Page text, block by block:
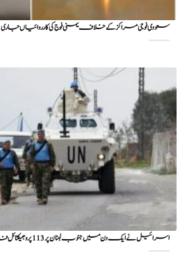
سعودی فوجی مراکز کے خلاف یمنی فوج کی کارروائیاں جاری
اسرائیل نے ایک دن میں جنوب لبنان پر 113 پروجیکٹائل فائر کیے: یونیفل